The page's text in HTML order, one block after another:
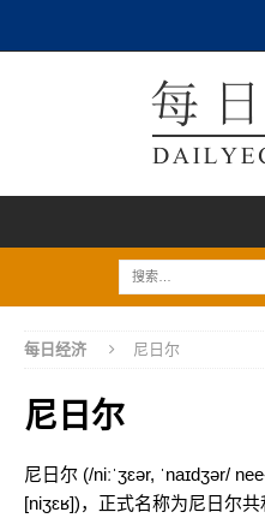
每日经济 尼日尔
尼日尔
尼日尔 (/niːˈʒɛər, ˈnaɪdʒər/
[niʒɛʁ])，正式名称为尼日尔